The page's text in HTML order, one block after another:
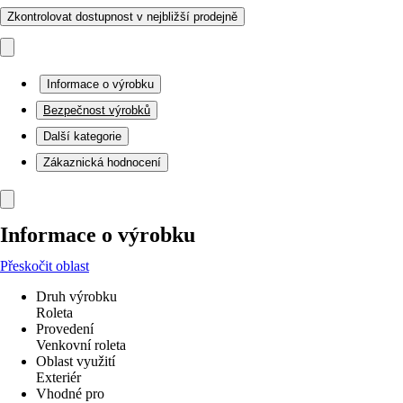
Zkontrolovat dostupnost v nejbližší prodejně
Informace o výrobku
Bezpečnost výrobků
Další kategorie
Zákaznická hodnocení
Informace o výrobku
Přeskočit oblast
Druh výrobku
Roleta
Provedení
Venkovní roleta
Oblast využití
Exteriér
Vhodné pro